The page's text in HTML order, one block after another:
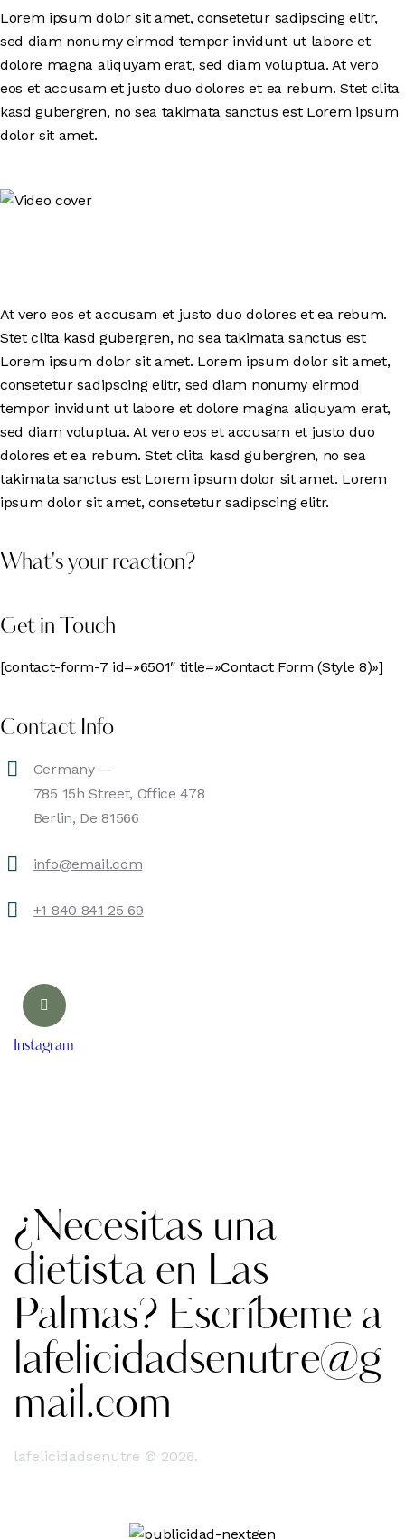
Lorem ipsum dolor sit amet, consetetur sadipscing elitr,
sed diam nonumy eirmod tempor invidunt ut labore et
dolore magna aliquyam erat, sed diam voluptua. At vero
eos et accusam et justo duo dolores et ea rebum. Stet clita
kasd gubergren, no sea takimata sanctus est Lorem ipsum
dolor sit amet.
At vero eos et accusam et justo duo dolores et ea rebum.
Stet clita kasd gubergren, no sea takimata sanctus est
Lorem ipsum dolor sit amet. Lorem ipsum dolor sit amet,
consetetur sadipscing elitr, sed diam nonumy eirmod
tempor invidunt ut labore et dolore magna aliquyam erat,
sed diam voluptua. At vero eos et accusam et justo duo
dolores et ea rebum. Stet clita kasd gubergren, no sea
takimata sanctus est Lorem ipsum dolor sit amet. Lorem
ipsum dolor sit amet, consetetur sadipscing elitr.
What's your reaction?
Get in Touch
[contact-form-7 id=»6501″ title=»Contact Form (Style 8)»]
Contact Info
Germany —
785 15h Street, Office 478
Berlin, De 81566
info@email.com
+1 840 841 25 69
Instagram
¿Necesitas una
dietista en Las
Palmas? Escríbeme a
lafelicidadsenutre@g
mail.com
lafelicidadsenutre © 2026.